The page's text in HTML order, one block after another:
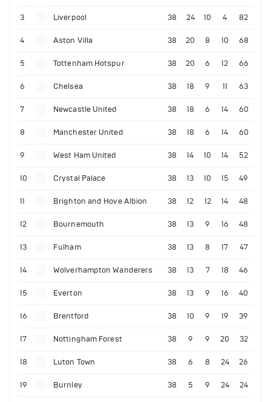
3 Liverpool 38 24 10 4 82
4 Aston Villa 38 20 8 10 68
5 Tottenham Hotspur 38 20 6 12 66
6 Chelsea 38 18 9 11 63
7 Newcastle United 38 18 6 14 60
8 Manchester United 38 18 6 14 60
9 West Ham United 38 14 10 14 52
10 Crystal Palace 38 13 10 15 49
11 Brighton and Hove Albion 38 12 12 14 48
12 Bournemouth 38 13 9 16 48
13 Fulham 38 13 8 17 47
14 Wolverhampton Wanderers 38 13 7 18 46
15 Everton 38 13 9 16 40
16 Brentford 38 10 9 19 39
17 Nottingham Forest 38 9 9 20 32
18 Luton Town 38 6 8 24 26
19 Burnley 38 5 9 24 24